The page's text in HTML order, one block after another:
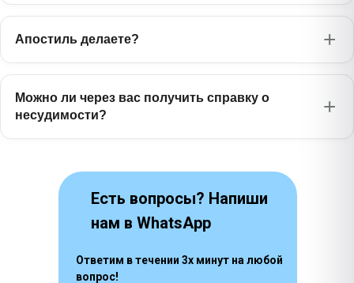
Бенгальский
Фарси 1170 ₽
Апостиль делаете?
Можно ли через вас получить справку о
несудимости?
Есть вопросы? Напиши
нам в WhatsApp
Ответим в течении 3х минут на любой
вопрос!